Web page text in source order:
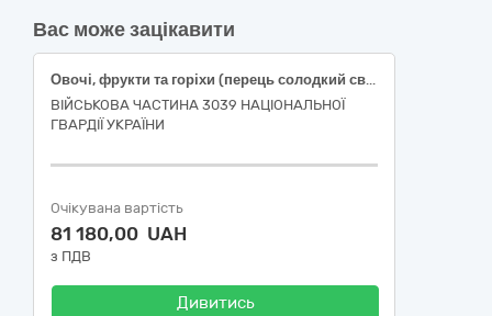
Вас може зацікавити
Овочі, фрукти та горіхи (перець солодкий свіжий подовженої форми, огірки свіжі польові короткоплідні, помідори тепличні свіжі округлі, часник свіжий вищого товарного сорту)
ВІЙСЬКОВА ЧАСТИНА 3039 НАЦІОНАЛЬНОЇ
ГВАРДІЇ УКРАЇНИ
Очікувана вартість
81 180,00 UAH
з ПДВ
Дивитись